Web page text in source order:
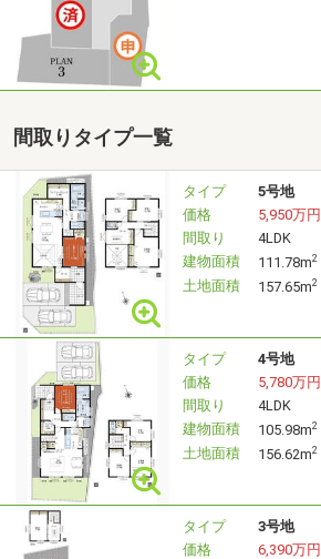
間取りタイプ一覧
タイプ
5号地
価格
5,950万円
間取り
4LDK
建物面積
111.78m2
土地面積 157.65m2
タイプ
4号地
価格
5,780万円
間取り
4LDK
建物面積
105.98m2
土地面積 156.62m2
タイプ
3号地
価格
6,390万円